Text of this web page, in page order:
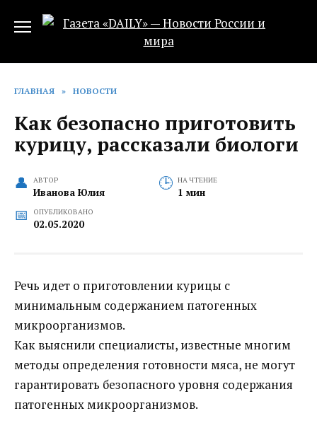
ГЛАВНАЯ » НОВОСТИ
Как безопасно приготовить
курицу, рассказали биологи
АВТОР
Иванова Юлия
НА ЧТЕНИЕ
1 мин
ОПУБЛИКОВАНО
02.05.2020
Речь идет о приготовлении курицы с
минимальным содержанием патогенных
микроорганизмов.
Как выяснили специалисты, известные многим
методы определения готовности мяса, не могут
гарантировать безопасного уровня содержания
патогенных микроорганизмов.